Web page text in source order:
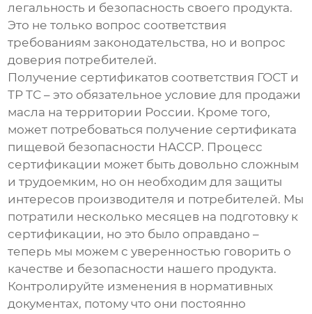
легальность и безопасность своего продукта.
Это не только вопрос соответствия
требованиям законодательства, но и вопрос
доверия потребителей.
Получение сертификатов соответствия ГОСТ и
ТР ТС – это обязательное условие для продажи
масла на территории России. Кроме того,
может потребоваться получение сертификата
пищевой безопасности HACCP. Процесс
сертификации может быть довольно сложным
и трудоемким, но он необходим для защиты
интересов производителя и потребителей. Мы
потратили несколько месяцев на подготовку к
сертификации, но это было оправдано –
теперь мы можем с уверенностью говорить о
качестве и безопасности нашего продукта.
Контролируйте изменения в нормативных
документах, потому что они постоянно